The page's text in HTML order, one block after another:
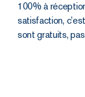
100% à
satisfaction,
sont gratuits,